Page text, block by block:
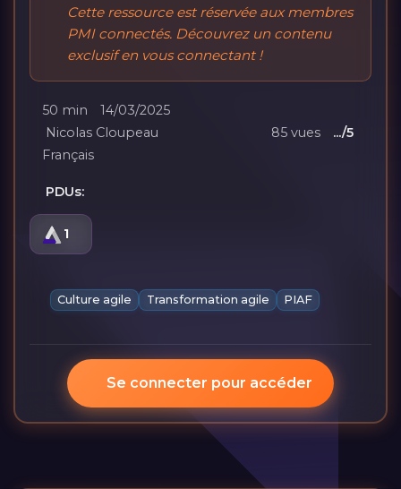
Cette ressource est réservée aux membres
PMI connectés. Découvrez un contenu
exclusif en vous connectant !
50 min
14/03/2025
Nicolas Cloupeau
85 vues
.../5
Français
PDUs:
1
Culture agile Transformation agile PIAF
Se connecter pour accéder